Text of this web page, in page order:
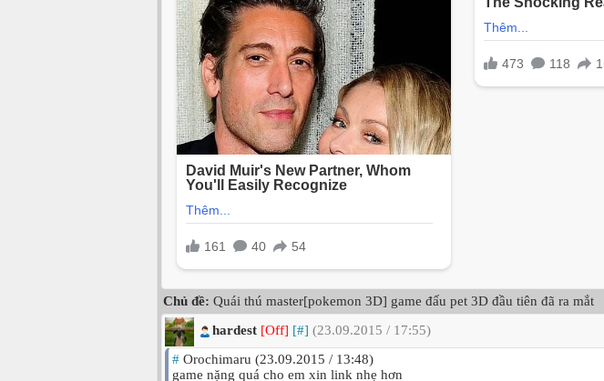
Chủ đề: Quái thú master[pokemon 3D] game đấu pet 3D đầu tiên đã ra mắt
hardest [Off] [#] (23.09.2015 / 17:55)
# Orochimaru (23.09.2015 / 13:48)
game nặng quá cho em xin link nhẹ hơn